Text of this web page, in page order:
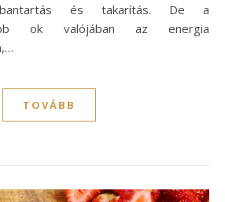
és takarítás. De a
ok valójában az energia
TOVÁBB